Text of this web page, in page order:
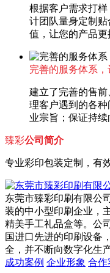
根据客户需求打
计团队量身定制
值，让您的产品更
完善的服务体系
建立了完善的售
理客户遇到的各种
业宗旨；保证持续
臻彩公司简介
专业彩印包装定制，有
东莞市臻彩印刷有限公
装的中小型印刷企业，
精美手工礼品盒等。公
国进口先进的印刷设备
全，并不断向数字化生
成功案例 企业形象 合作